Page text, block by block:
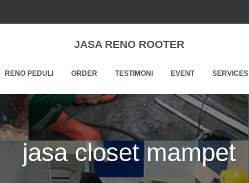
JASA RENO ROOTER
RENO PEDULI ORDER TESTIMONI EVENT SERVICES
jasa closet mampet